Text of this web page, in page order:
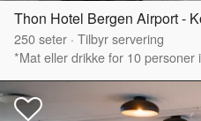
Thon Hotel Bergen Airport -
250seter · Tilbyr servering
*Mat eller drikke for 10 personer